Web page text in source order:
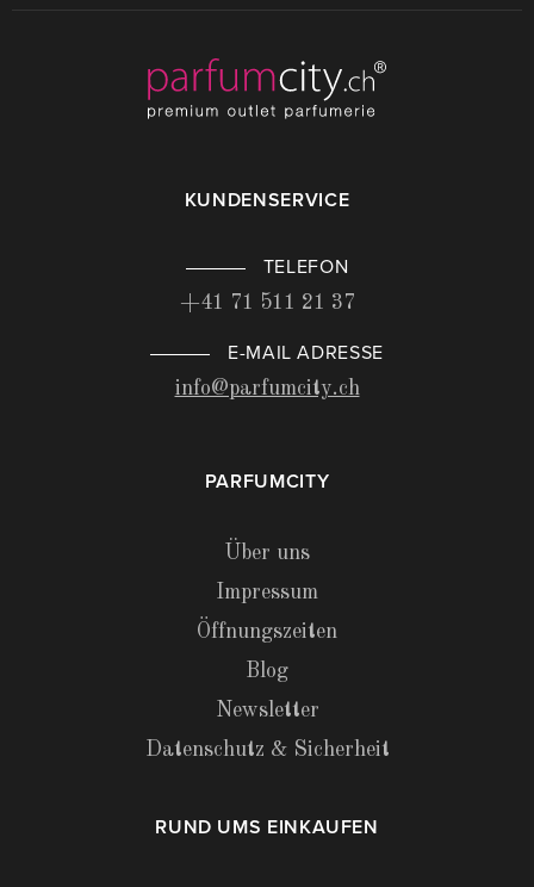
KUNDENSERVICE
TELEFON
+41 71 511 21 37
E-MAIL ADRESSE
info@parfumcity.ch
PARFUMCITY
Über uns
Impressum
Öffnungszeiten
Blog
Newsletter
Datenschutz & Sicherheit
RUND UMS EINKAUFEN